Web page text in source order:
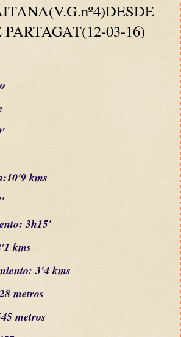
03-16)
'
kms
3h15'
kms
3'4 kms
metros
metros